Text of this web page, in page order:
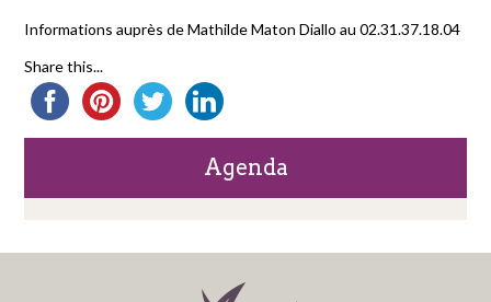
Agenda
Informations auprès de Mathilde Maton Diallo au 02.31.37.18.04
Share this...